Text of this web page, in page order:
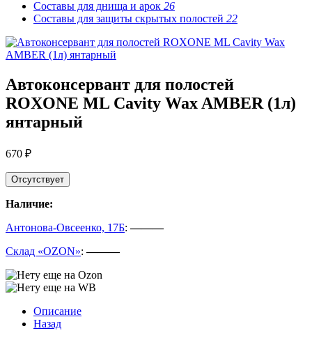
Составы для днища и арок 26
Составы для защиты скрытых полостей 22
Автоконсервант для полостей
ROXONE ML Cavity Wax AMBER (1л)
янтарный
670 ₽
Отсутствует
Наличие:
Антонова-Овсеенко, 17Б:———
Склад «OZON»:———
Описание
Назад